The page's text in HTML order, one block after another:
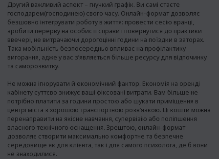
Другий важливий аспект – гнучкий графік. Ви самі стаєте
господарем(господинею) свого часу. Онлайн-формат дозволяє
безшовно інтегрувати роботу в життя: провести сесію вранці,
зробити перерву на особисті справи і повернутися до практики
ввечері, не витрачаючи дорогоцінні години на поїздки в заторах.
Така мобільність безпосередньо впливає на профілактику
вигорання, адже у вас з’являється більше ресурсу для відпочинку
та саморозвитку.
Не можна ігнорувати й економічний фактор. Економія на оренді
кабінету суттєво знижує ваші фіксовані витрати. Вам більше не
потрібно платити за години простою або шукати приміщення в
центрі міста з хорошою транспортною розв’язкою. Ці кошти можна
перенаправити на якісне навчання, супервізію або поліпшення
власного технічного оснащення. Зрештою, онлайн-формат
дозволяє створити максимально комфортне та безпечне
середовище як для клієнта, так і для самого психолога, де б вони
не знаходилися.